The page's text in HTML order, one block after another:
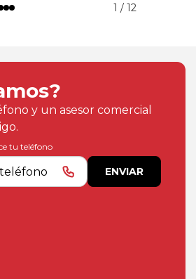
1 / 12
y un asesor comercial
tu teléfono
ENVIAR